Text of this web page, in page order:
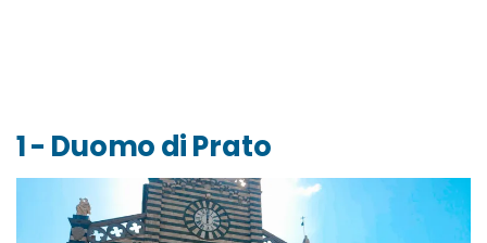
1 - Duomo di Prato